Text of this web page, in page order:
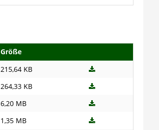
Größe
215,64 KB
264,33 KB
6,20 MB
1,35 MB